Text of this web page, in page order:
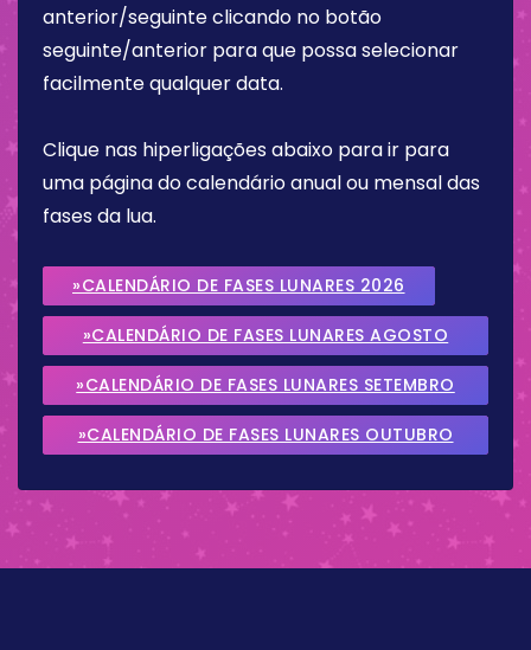
anterior/seguinte clicando no botão
seguinte/anterior para que possa selecionar
facilmente qualquer data.
Clique nas hiperligações abaixo para ir para
uma página do calendário anual ou mensal das
fases da lua.
»CALENDÁRIO DE FASES LUNARES 2026
»CALENDÁRIO DE FASES LUNARES AGOSTO
2026
»CALENDÁRIO DE FASES LUNARES SETEMBRO
2026
»CALENDÁRIO DE FASES LUNARES OUTUBRO